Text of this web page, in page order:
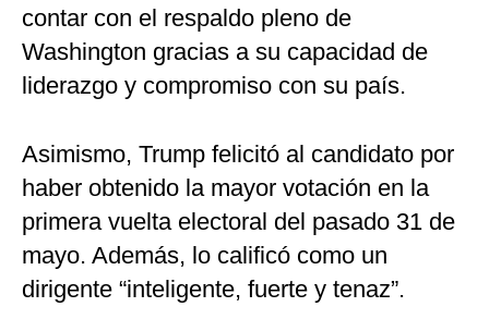
contar con el respaldo pleno de
Washington gracias a su capacidad de
liderazgo y compromiso con su país.
Asimismo, Trump felicitó al candidato por
haber obtenido la mayor votación en la
primera vuelta electoral del pasado 31 de
mayo. Además, lo calificó como un
dirigente “inteligente, fuerte y tenaz”.